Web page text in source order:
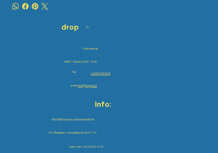
drop by
Info:
GÁT Építőanyag Szakkereskedő Kft.
1211 Budapest, Varrógépgyár utca 17-19
Adószám: 14522572-2-43
Nyitvatartás:
Tel.:
email:info@drop.store
+36301487629
Hétfő - Péntek: 07:00 - 15:00